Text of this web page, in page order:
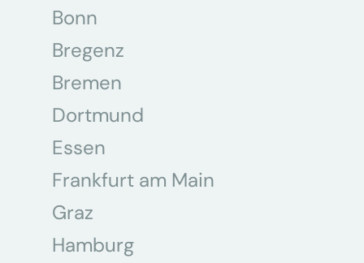
Bonn
Bregenz
Bremen
Dortmund
Essen
Frankfurt am Main
Graz
Hamburg